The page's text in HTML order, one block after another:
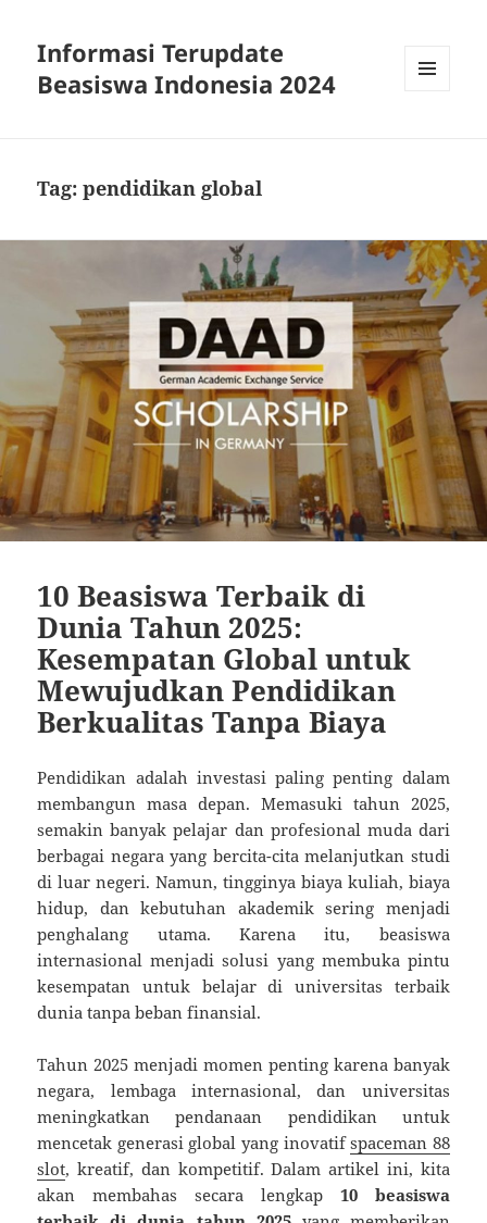
Informasi Terupdate
Beasiswa Indonesia 2024
Tag:pendidikan global
10 Beasiswa Terbaik di
Dunia Tahun 2025:
Kesempatan Global untuk
Mewujudkan Pendidikan
Berkualitas Tanpa Biaya
Pendidikan adalah investasi paling penting dalam
membangun masa depan. Memasuki tahun 2025,
semakin banyak pelajar dan profesional muda dari
berbagai negara yang bercita-cita melanjutkan studi
di luar negeri. Namun, tingginya biaya kuliah, biaya
hidup, dan kebutuhan akademik sering menjadi
penghalang utama. Karena itu, beasiswa
internasional menjadi solusi yang membuka pintu
kesempatan untuk belajar di universitas terbaik
dunia tanpa beban finansial.
Tahun 2025 menjadi momen penting karena banyak
negara, lembaga internasional, dan universitas
meningkatkan pendanaan pendidikan untuk
mencetak generasi global yang inovatifspaceman 88
slot, kreatif, dan kompetitif. Dalam artikel ini, kita
akan membahas secara lengkap 10 beasiswa